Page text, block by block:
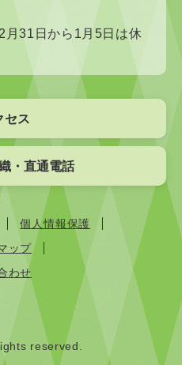
31日から1月5日は休
セス
・直通電話
個人情報保護
ップ
わせ
reserved.